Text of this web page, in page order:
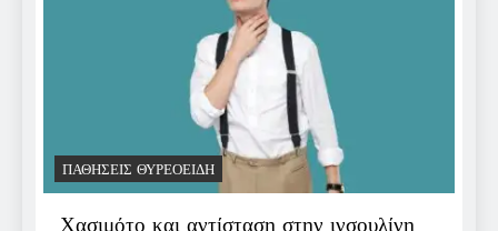
ΠΑΘΉΣΕΙΣ ΘΥΡΕΟΕΙΔΉ
Χασιμότο και αντίσταση στην ινσουλίνη